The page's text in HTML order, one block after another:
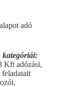
adó
kategóriái:
Kft adózási,